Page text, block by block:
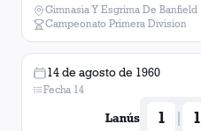
Gimnasia Y Esgrima De Banfield
Campeonato Primera Division
14 de agosto de 1960
Fecha 14
Lanús 1 | 1